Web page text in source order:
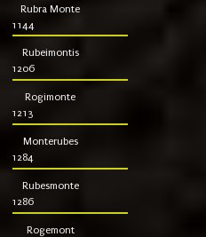
Rubra Monte
1144
Rubeimontis
1206
Rogimonte
1213
Monterubes
1284
Rubesmonte
1286
Rogemont